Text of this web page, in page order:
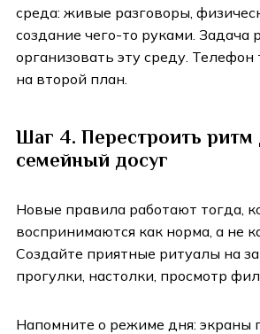
среда: живые разговоры,
создание чего-то руками.
организовать эту среду. Телефон
на второй план.
Шаг 4. Перестроить ритм
семейный досуг
Новые правила работают тогда,
воспринимаются как норма, а не
Создайте приятные ритуалы на
прогулки, настолки, просмотр
Напомните о режиме дня: экраны